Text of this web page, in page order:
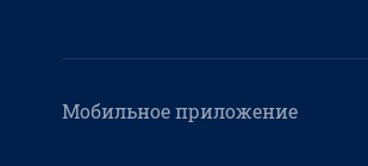
Мобильное приложение